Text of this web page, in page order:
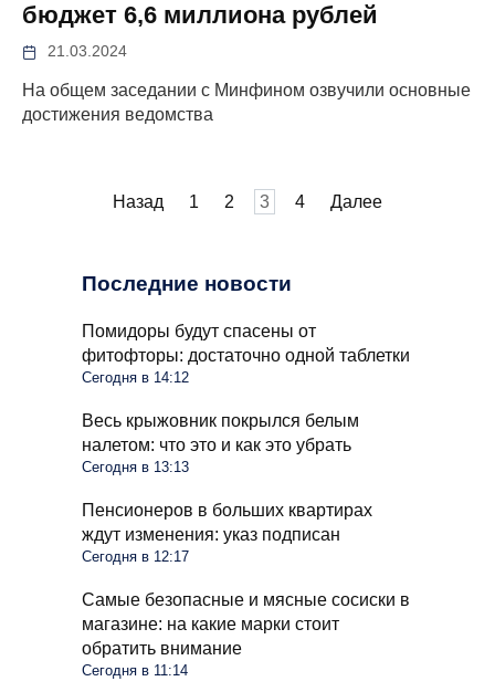
бюджет 6,6 миллиона рублей
21.03.2024
На общем заседании с Минфином озвучили основные
достижения ведомства
Назад 1 2 3 4 Далее
Последние новости
Помидоры будут спасены от
фитофторы: достаточно одной таблетки
Сегодня в 14:12
Весь крыжовник покрылся белым
налетом: что это и как это убрать
Сегодня в 13:13
Пенсионеров в больших квартирах
ждут изменения: указ подписан
Сегодня в 12:17
Самые безопасные и мясные сосиски в
магазине: на какие марки стоит
обратить внимание
Сегодня в 11:14